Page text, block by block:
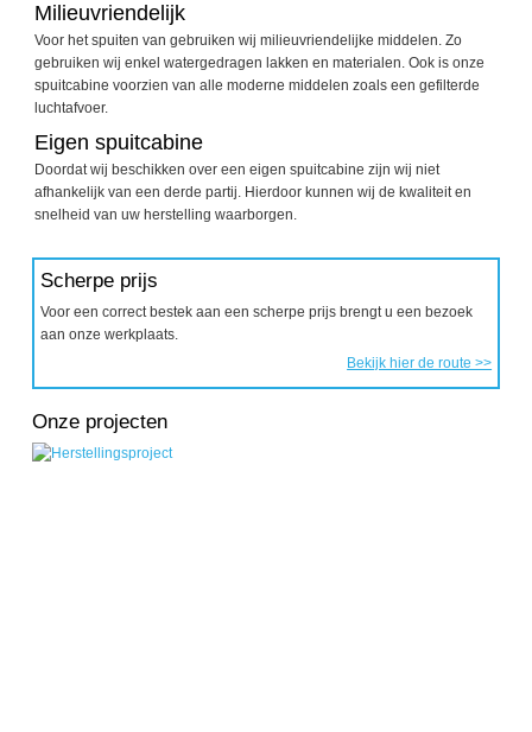
Milieuvriendelijk
Voor het spuiten van gebruiken wij milieuvriendelijke middelen. Zo
gebruiken wij enkel watergedragen lakken en materialen. Ook is onze
spuitcabine voorzien van alle moderne middelen zoals een gefilterde
luchtafvoer.
Eigen spuitcabine
Doordat wij beschikken over een eigen spuitcabine zijn wij niet
afhankelijk van een derde partij. Hierdoor kunnen wij de kwaliteit en
snelheid van uw herstelling waarborgen.
Scherpe prijs
Voor een correct bestek aan een scherpe prijs brengt u een bezoek
aan onze werkplaats.
Bekijk hier de route >>
Onze projecten